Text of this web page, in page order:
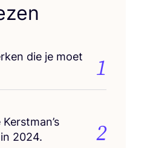
die je moet
1
2024. 2